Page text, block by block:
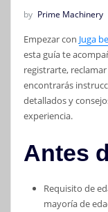
by Prime Machinery
Empezar con Juga
esta guía te
registrarte,
encontrarás
detallados y
experiencia.
Antes
Requisito de
mayoría de